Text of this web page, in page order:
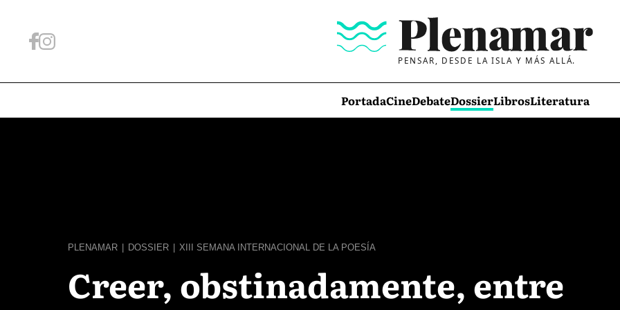
PENSAR, DESDE LA ISLA Y MÁS ALLÁ.
PortadaCineDebateDossierLibrosLiteratura
PLENAMAR DOSSIER XIII SEMANA INTERNACIONAL DE LA POESÍA
Creer, obstinadamente, entre